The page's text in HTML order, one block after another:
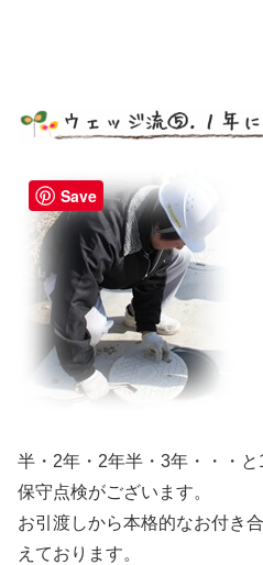
半・2年・2年半・3年・・・
保守点検がございます。
お引渡しから本格的なお付き
えております。
Save